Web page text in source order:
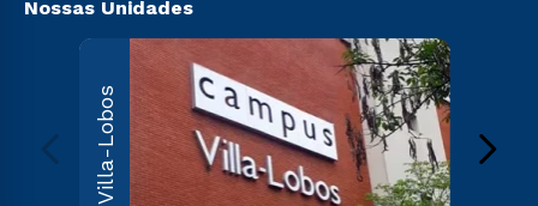
Nossas Unidades
Villa-Lobos
Paulo,